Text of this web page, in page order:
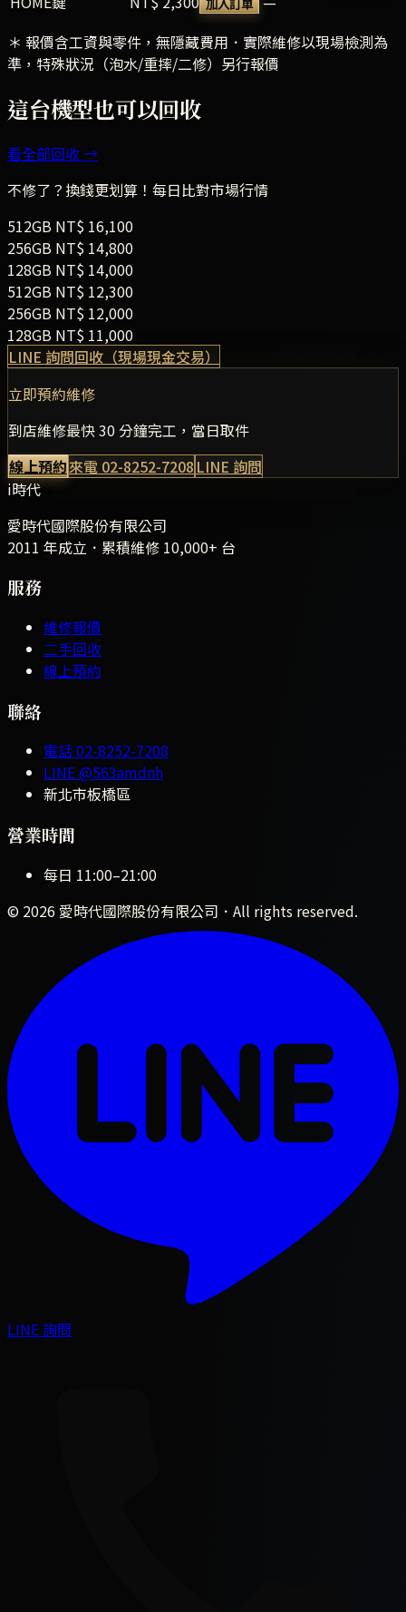
加入訂單
＊ 報價含工資與零件，無隱藏費用．實際維修以現場檢測為
準，特殊狀況（泡水/重摔/二修）另行報價
這台機型也可以回收
看全部回收 →
不修了？換錢更划算！每日比對市場行情
512GB NT$ 16,100
256GB NT$ 14,800
128GB NT$ 14,000
512GB NT$ 12,300
256GB NT$ 12,000
128GB NT$ 11,000
LINE 詢問回收（現場現金交易）
立即預約維修
到店維修最快 30 分鐘完工，當日取件
線上預約來電 02-8252-7208 LINE 詢問
i時代
愛時代國際股份有限公司
2011 年成立．累積維修 10,000+ 台
服務
維修報價
二手回收
線上預約
聯絡
電話02-8252-7208
LINE@563amdnh
新北市板橋區
營業時間
每日 11:00–21:00
© 2026 愛時代國際股份有限公司 ．All rights reserved.
LINE 詢問